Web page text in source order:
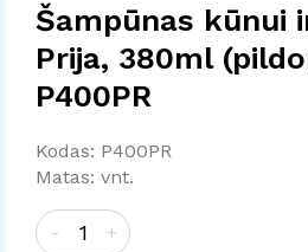
Šampūnas kūnui
Prija, 380ml
P400PR
Kodas: P400PR
Matas: vnt.
- +